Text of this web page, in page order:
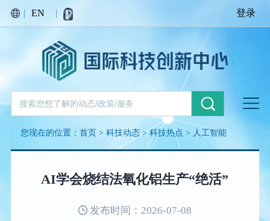
| EN | 登录
您现在的位置：首页 >科技动态>科技热点 > 人工智能
AI学会烧结法氧化铝生产“绝活”
发布时间：2026-07-08